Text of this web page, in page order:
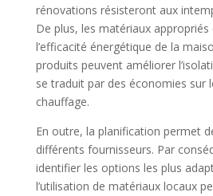
rénovations résisteront aux
De plus, les matériaux
l’efficacité énergétique de la
produits peuvent améliorer
se traduit par des économies sur
chauffage.
En outre, la planification permet
différents fournisseurs. Par
identifier les options les plus
l’utilisation de matériaux locaux